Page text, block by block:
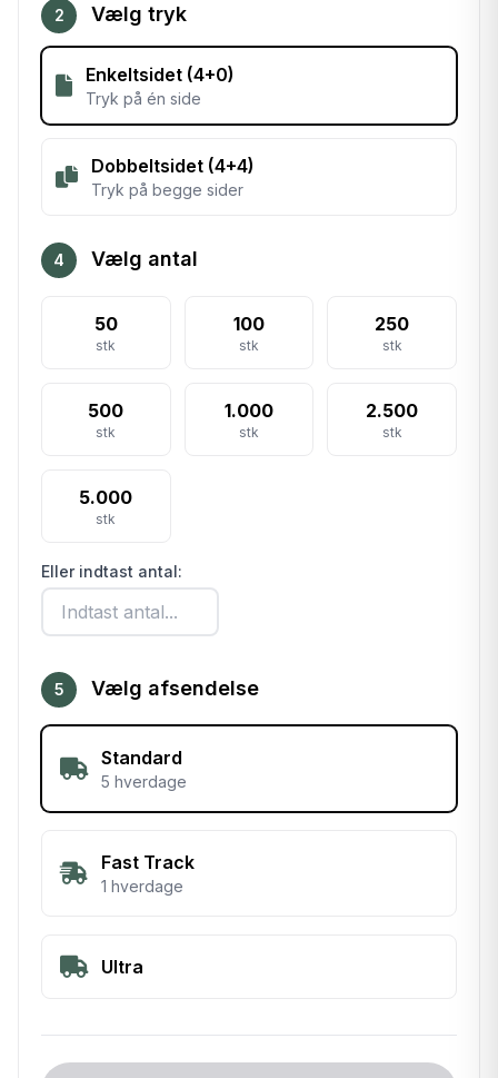
2 Vælg tryk
Enkeltsidet (4+0)
Tryk på én side
Dobbeltsidet (4+4)
Tryk på begge sider
4 Vælg antal
50
stk
100
stk
250
stk
500
stk
1.000
stk
2.500
stk
5.000
stk
Eller indtast antal:
5 Vælg afsendelse
Standard
5 hverdage
Fast Track
1 hverdage
Ultra